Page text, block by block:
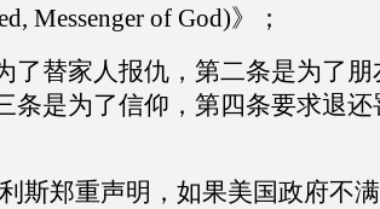
Messenger of God)》；
了替家人报仇，第二条是为了朋
条是为了信仰，第四条要求退
斯郑重声明，如果美国政府不